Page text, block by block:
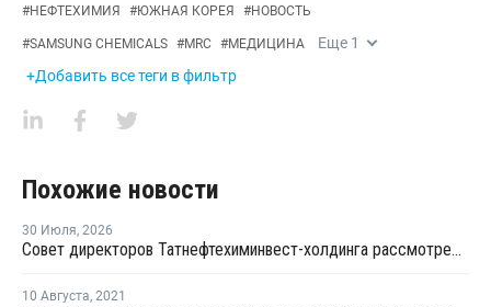
#НЕФТЕХИМИЯ #ЮЖНАЯ КОРЕЯ #НОВОСТЬ
#SAMSUNG CHEMICALS #MRC #МЕДИЦИНА Еще 1
+Добавить все теги в фильтр
Похожие новости
30 Июля, 2026
Совет директоров Татнефтехиминвест-холдинга рассмотрел инновационные решения для разных сфер экономики
10 Августа, 2021